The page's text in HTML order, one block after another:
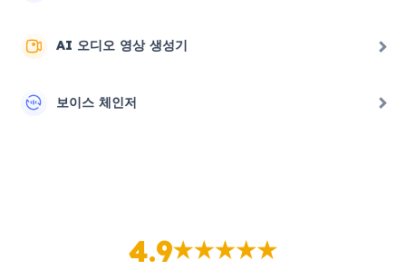
AI 오디오 영상 생성기
보이스 체인저
4.9